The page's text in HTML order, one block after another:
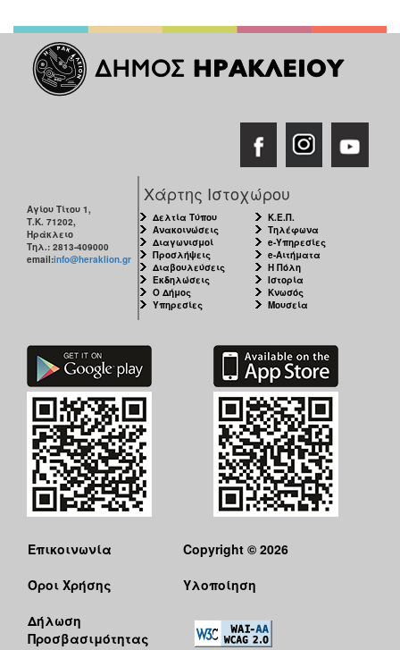
Αγίου Τίτου 1,
Τ.Κ. 71202,
Ηράκλειο
Τηλ.: 2813-409000
email:info@heraklion.gr
Χάρτης Ιστοχώρου
Δελτία Τύπου
Ανακοινώσεις
Διαγωνισμοί
Προσλήψεις
Διαβουλεύσεις
Εκδηλώσεις
Ο Δήμος
Υπηρεσίες
Κ.Ε.Π.
Τηλέφωνα
e-Υπηρεσίες
e-Αιτήματα
Η Πόλη
Ιστορία
Κνωσός
Μουσεία
Επικοινωνία
Όροι Χρήσης
Δήλωση
Προσβασιμότητας
Copyright © 2026
Υλοποίηση